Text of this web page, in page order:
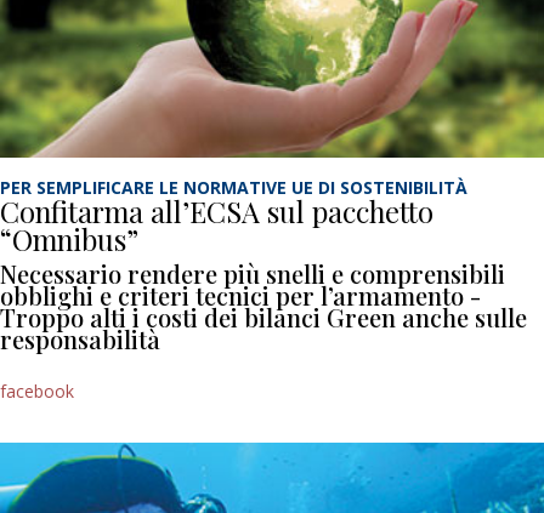
PER SEMPLIFICARE LE NORMATIVE UE DI SOSTENIBILITÀ
Confitarma all’ECSA sul pacchetto
“Omnibus”
Necessario rendere più snelli e comprensibili
obblighi e criteri tecnici per l’armamento -
Troppo alti i costi dei bilanci Green anche sulle
responsabilità
facebook